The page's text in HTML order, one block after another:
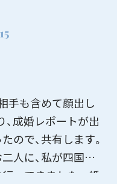
手も含めて顔出し
、成婚レポートが出
ので、共有します。
人に、私が四国ま
ってきました。 婚